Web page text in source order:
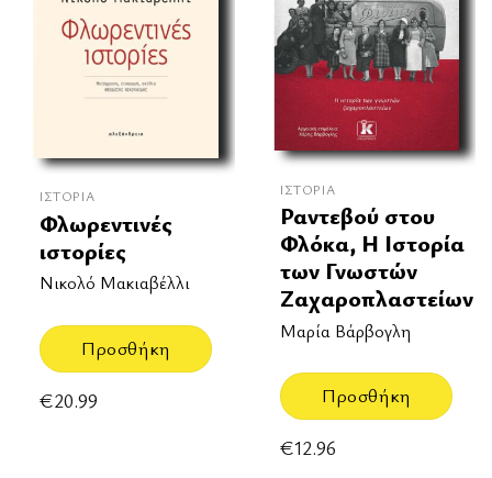
ΙΣΤΟΡΊΑ
Φλωρεντινές
ιστορίες
Νικολό Μακιαβέλλι
Προσθήκη
€20.99
ΙΣΤΟΡΊΑ
Ραντεβού στου
Φλόκα, Η Ιστορία
των Γνωστών
Ζαχαροπλαστείων
Μαρία Βάρβογλη
Προσθήκη
€12.96